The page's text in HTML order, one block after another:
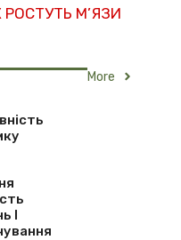
РОСТУТЬ М’ЯЗИ
More
І